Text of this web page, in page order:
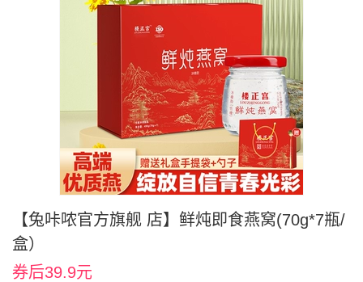
【兔咔哝官方旗舰 店】鲜炖即食燕窝(70g*7瓶/
盒）
券后39.9元